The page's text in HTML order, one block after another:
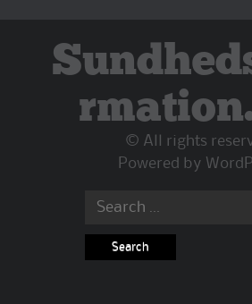
© All rights
Powered by
Search